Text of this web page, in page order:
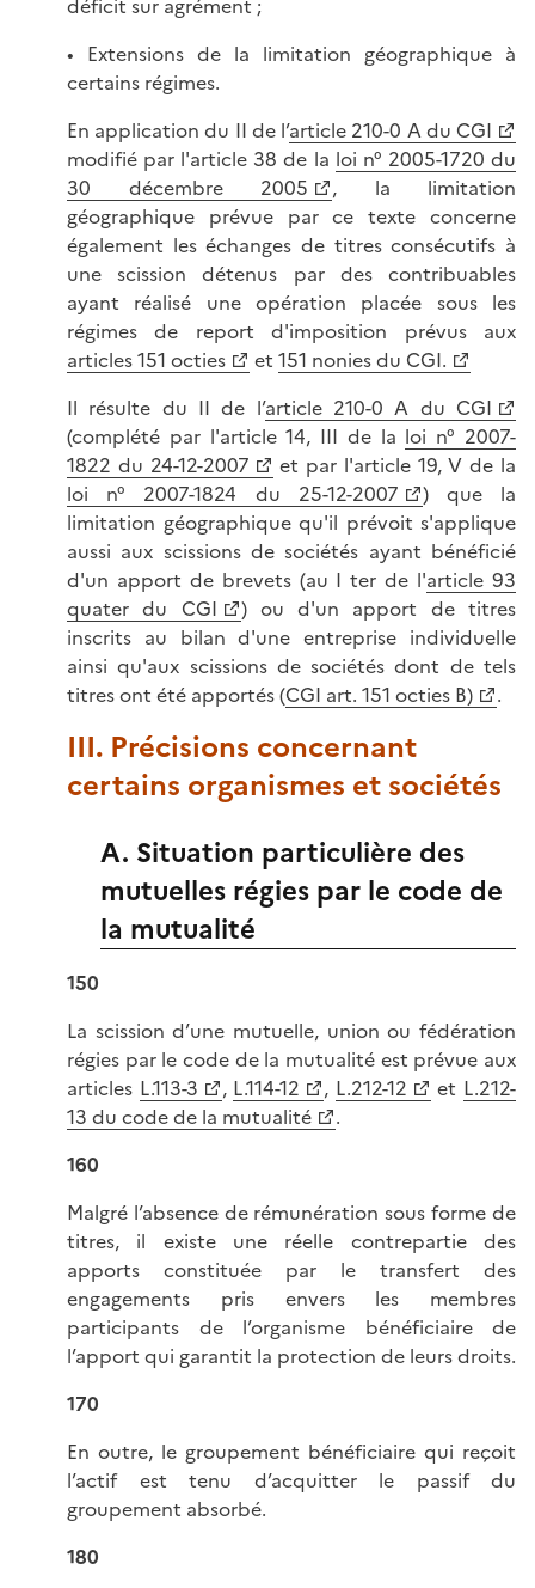
déficit sur agrément ;
• Extensions de la limitation géographique à
certains régimes.
En application du II de l’article 210-0 A du CGI
modifié par l'article 38 de la loi n° 2005-1720 du
30 décembre 2005
, la limitation
géographique prévue par ce texte concerne
également les échanges de titres consécutifs à
une scission détenus par des contribuables
ayant réalisé une opération placée sous les
régimes de report d'imposition prévus aux
articles 151 octies
et 151 nonies du CGI.
Il résulte du II de l’article 210-0 A du CGI
(complété par l'article 14, III de la loi n° 2007-
1822 du 24-12-2007
et par l'article 19, V de la
loi n° 2007-1824 du 25-12-2007
) que la
limitation géographique qu'il prévoit s'applique
aussi aux scissions de sociétés ayant bénéficié
d'un apport de brevets (au I ter de l'article 93
quater du CGI
) ou d'un apport de titres
inscrits au bilan d'une entreprise individuelle
ainsi qu'aux scissions de sociétés dont de tels
titres ont été apportés (CGI art. 151 octies B) .
III. Précisions concernant
certains organismes et sociétés
A. Situation particulière des
mutuelles régies par le code de
la mutualité
150
La scission d’une mutuelle, union ou fédération
régies par le code de la mutualité est prévue aux
articles L.113-3 , L.114-12 , L.212-12 et L.212-
13 du code de la mutualité
.
160
Malgré l’absence de rémunération sous forme de
titres, il existe une réelle contrepartie des
apports constituée par le transfert des
engagements pris envers les membres
participants de l’organisme bénéficiaire de
l’apport qui garantit la protection de leurs droits.
170
En outre, le groupement bénéficiaire qui reçoit
l’actif est tenu d’acquitter le passif du
groupement absorbé.
180